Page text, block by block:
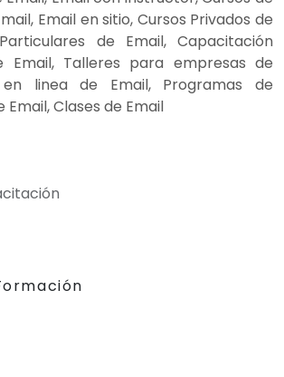
Email en sitio, Cursos Privados de
de Email, Capacitación
Email, Talleres para empresas de
en linea de Email, Programas de
Clases de Email